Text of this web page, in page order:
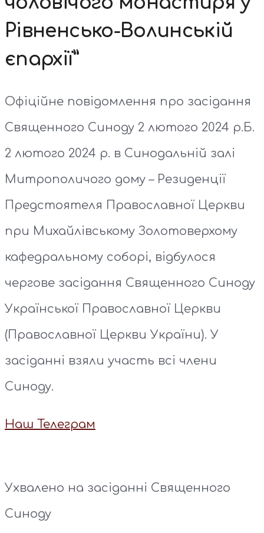
Рівненсько-Волинській
єпархії”
Офіційне повідомлення про засідання
Священного Синоду 2 лютого 2024 р.Б.
2 лютого 2024 р. в Синодальній залі
Митрополичого дому – Резиденції
Предстоятеля Православної Церкви
при Михайлівському Золотоверхому
кафедральному соборі, відбулося
чергове засідання Священного Синоду
Української Православної Церкви
(Православної Церкви України). У
засіданні взяли участь всі члени
Синоду.
Наш Телеграм
Ухвалено на засіданні Священного
Синоду